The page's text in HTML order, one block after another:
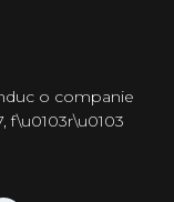
o companie
f\u0103r\u0103